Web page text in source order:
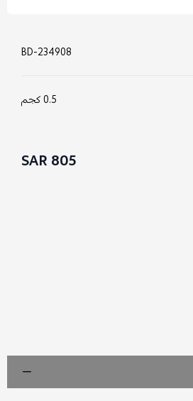
BD-234908
0.5 كجم
805 SAR